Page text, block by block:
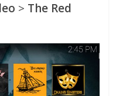
> The Red